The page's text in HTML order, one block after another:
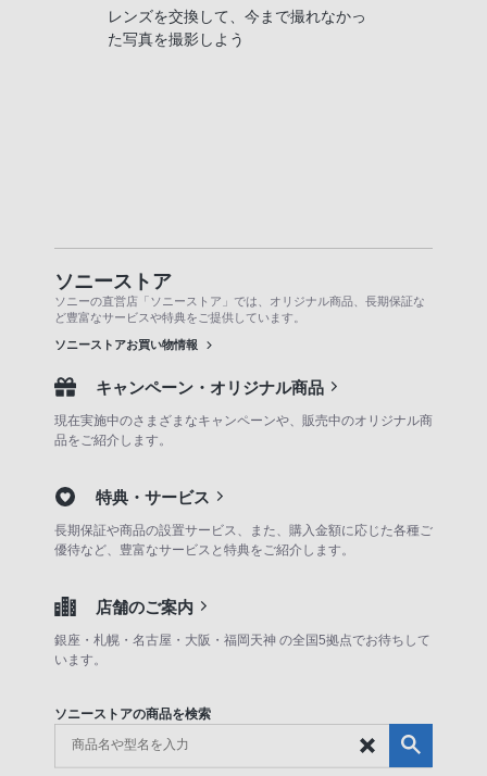
レンズを交換して、今まで撮れなかっ
た写真を撮影しよう
ソニーストア
ソニーの直営店「ソニーストア」では、オリジナル商品、長期保証な
ど豊富なサービスや特典をご提供しています。
ソニーストアお買い物情報
キャンペーン・オリジナル商品
現在実施中のさまざまなキャンペーンや、販売中のオリジナル商
品をご紹介します。
特典・サービス
長期保証や商品の設置サービス、また、購入金額に応じた各種ご
優待など、豊富なサービスと特典をご紹介します。
店舗のご案内
銀座・札幌・名古屋・大阪・福岡天神 の全国5拠点でお待ちして
います。
ソニーストアの商品を検索